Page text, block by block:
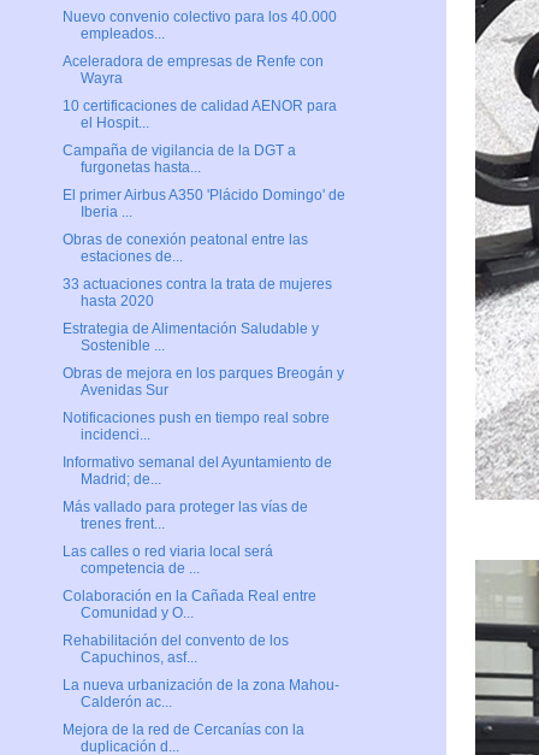
Nuevo convenio colectivo para los 40.000
empleados...
Aceleradora de empresas de Renfe con
Wayra
10 certificaciones de calidad AENOR para
el Hospit...
Campaña de vigilancia de la DGT a
furgonetas hasta...
El primer Airbus A350 'Plácido Domingo' de
Iberia ...
Obras de conexión peatonal entre las
estaciones de...
33 actuaciones contra la trata de mujeres
hasta 2020
Estrategia de Alimentación Saludable y
Sostenible ...
Obras de mejora en los parques Breogán y
Avenidas Sur
Notificaciones push en tiempo real sobre
incidenci...
Informativo semanal del Ayuntamiento de
Madrid; de...
Más vallado para proteger las vías de
trenes frent...
Las calles o red viaria local será
competencia de ...
Colaboración en la Cañada Real entre
Comunidad y O...
Rehabilitación del convento de los
Capuchinos, asf...
La nueva urbanización de la zona Mahou-
Calderón ac...
Mejora de la red de Cercanías con la
duplicación d...